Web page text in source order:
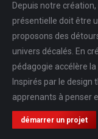
new
window
new
window
Depuis notre
présentielle doit être
proposons des
univers décalés. En
pédagogie accélère la
Inspirés par le design
apprenants à penser
démarrer un projet